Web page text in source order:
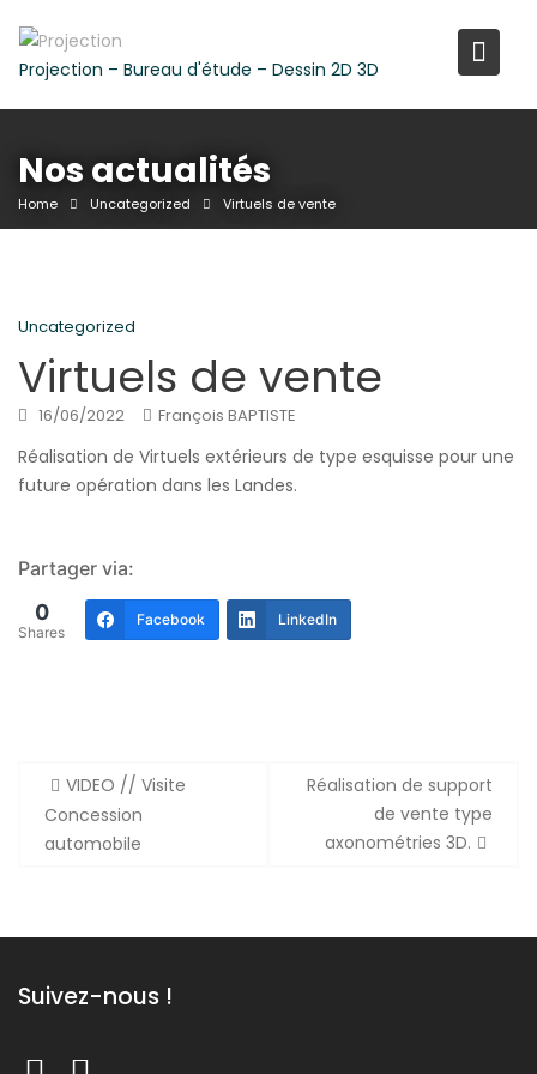
content
Projection – Bureau d'étude – Dessin 2D 3D
Nos actualités
Home Uncategorized Virtuels de vente
Uncategorized
Virtuels de vente
16/06/2022 François BAPTISTE
Réalisation de Virtuels extérieurs de type esquisse pour une
future opération dans les Landes.
Partager via:
0
Shares
Facebook LinkedIn
Navigation
de
l’article
VIDEO // Visite
Concession
automobile
Réalisation de support
de vente type
axonométries 3D.
Suivez-nous !